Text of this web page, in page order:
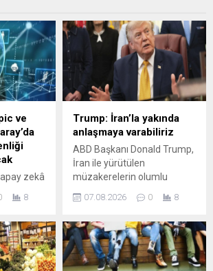
ve
zekâ
8
Trump: İran’la yakında
anlaşmaya varabiliriz
ABD Başkanı Donald Trump,
İran ile yürütülen
müzakerelerin olumlu
tarafların yakında bir
söyledi.
07.08.2026 0 8